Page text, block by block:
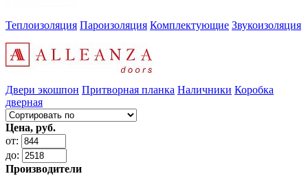
Теплоизоляция Пароизоляция Комплектующие Звукоизоляция
Двери экошпон Притворная планка Наличники Коробка
дверная
Цена, руб.
от:
до:
Производители